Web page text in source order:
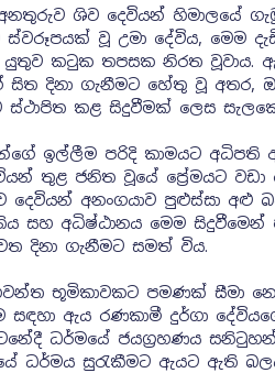
අනතුරුව ශිව දෙවියන් හිමාලයේ
වූ උමා දේවිය, මෙම
යුතුව කටුක තපසක නිරත වූවාය.
දිනා ගැනීමට හේතු වූ අතර,
කළ සිදුවීමක් ලෙස
ඉල්ලීම පරිදි කාමයට අධිපති
තුළ ජනිත වූයේ ප්‍රේමයට වඩා
අනංගයාව පුළුස්සා අළු
සහ අධිෂ්ඨානය මෙම සිදුවීමෙන්
දිනා ගැනීමට සමත් විය.
භූමිකාවකට පමණක් සීමා
ඇය රණකාමී දුර්ගා
ධර්මයේ ජයග්‍රහණය
ධර්මය සුරැකීමට ඇයට ඇති